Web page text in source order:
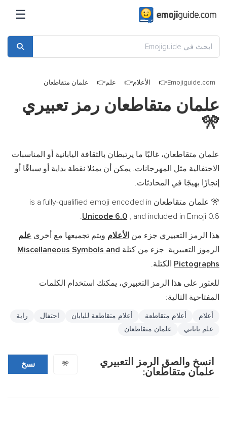
☰
Emojiguide.com الأعلام علم علمان متقاطعان
علمان متقاطعان رمز تعبيري
🎌
علمان متقاطعان، غالبًا ما يرتبطان بالثقافة اليابانية أو المناسبات
الاحتفالية مثل المهرجانات. يمكن أن يمثلا نقطة بداية أو سباقًا أو
إنجازًا بهيجًا في المحادثات.
🎌 علمان متقاطعان is a fully-qualified emoji encoded in
Unicode 6.0 , and included in Emoji 0.6.
هذا الرمز التعبيري جزء من الأعلام ويتم تجميعها مع أخرى علم
الرموز التعبيرية. جزء من كتلة Miscellaneous Symbols and
Pictographs الكتلة.
للعثور على هذا الرمز التعبيري، يمكنك استخدام الكلمات
المفتاحية التالية:
أعلام أعلام متقاطعة أعلام متقاطعة لليابان احتفال
راية
علم ياباني
علمان متقاطعان
انسخ والصق الرمز التعبيري
علمان متقاطعان:
🎌 نسخ